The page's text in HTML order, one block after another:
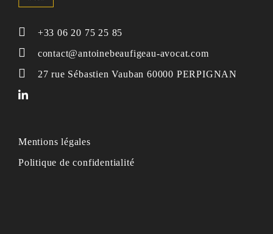
+33 06 20 75 25 85
contact@antoinebeaufigeau-avocat.com
27 rue Sébastien Vauban 60000 PERPIGNAN
Mentions légales
Politique de confidentialité